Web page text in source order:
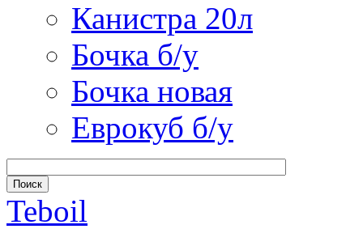
Канистра 20л
Бочка б/у
Бочка новая
Еврокуб б/у
Teboil